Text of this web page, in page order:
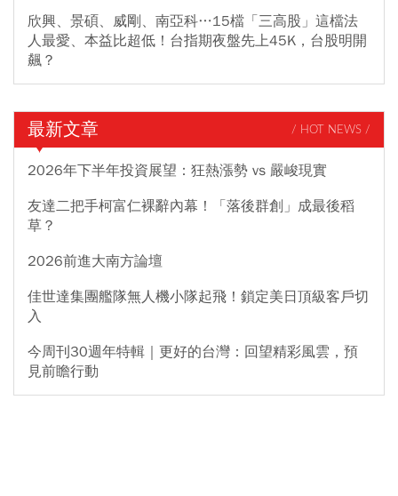
欣興、景碩、威剛、南亞科…15檔「三高股」這檔法
人最愛、本益比超低！台指期夜盤先上45K，台股明開
飆？
最新文章 / HOT NEWS /
2026年下半年投資展望：狂熱漲勢 vs 嚴峻現實
友達二把手柯富仁裸辭內幕！「落後群創」成最後稻
草？
2026前進大南方論壇
佳世達集團艦隊無人機小隊起飛！鎖定美日頂級客戶切
入
今周刊30週年特輯｜更好的台灣：回望精彩風雲，預
見前瞻行動